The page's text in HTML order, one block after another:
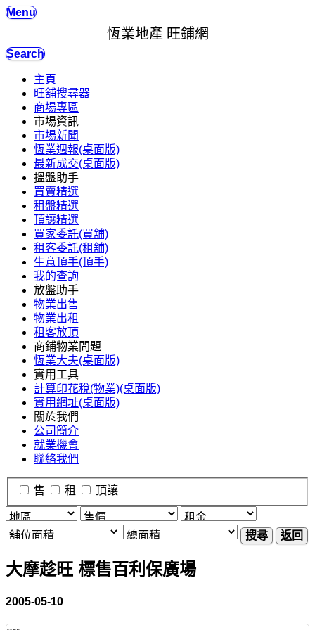
Menu
恆業地產 旺鋪網
Search
主頁
旺舖搜尋器
商場專區
市場資訊
市場新聞
恆業週報(桌面版)
最新成交(桌面版)
搵盤助手
買賣精選
租盤精選
頂讓精選
買家委託(買舖)
租客委託(租舖)
生意頂手(頂手)
我的查詢
放盤助手
物業出售
物業出租
租客放頂
商鋪物業問題
恆業大夫(桌面版)
實用工具
計算印花稅(物業)(桌面版)
實用網址(桌面版)
關於我們
公司簡介
就業機會
聯絡我們
售 租 頂讓
搜尋 返回
大摩趁旺 標售百利保廣場
2005-05-10